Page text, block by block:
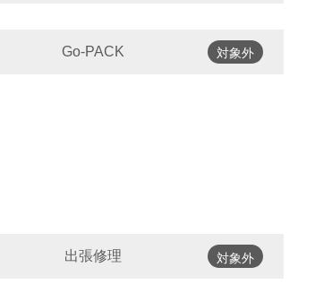
Go-PACK 対象外
出張修理 対象外